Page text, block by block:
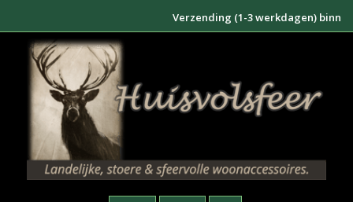
inhoud
Verzending (1-3 werkdagen) binnen